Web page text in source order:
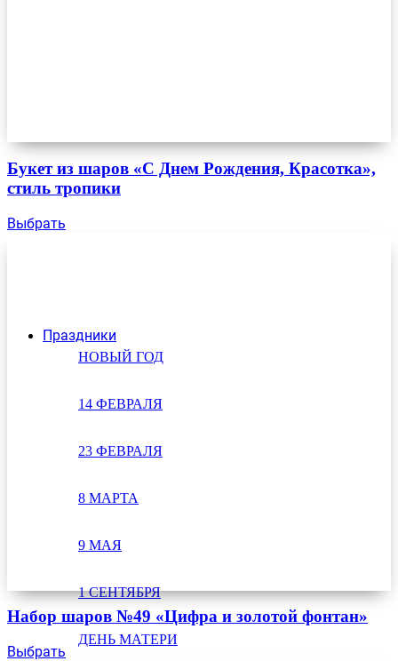
Праздники
НОВЫЙ ГОД
14 ФЕВРАЛЯ
23 ФЕВРАЛЯ
8 МАРТА
9 МАЯ
1 СЕНТЯБРЯ
ДЕНЬ МАТЕРИ
Букет из шаров «С Днем Рождения, Красотка»,
стиль тропики
Выбрать
Набор шаров №49 «Цифра и золотой фонтан»
Выбрать